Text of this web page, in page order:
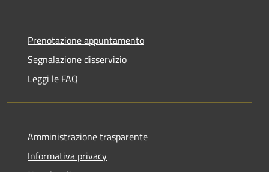
Prenotazione appuntamento
Segnalazione disservizio
Leggi le FAQ
Amministrazione trasparente
Informativa privacy